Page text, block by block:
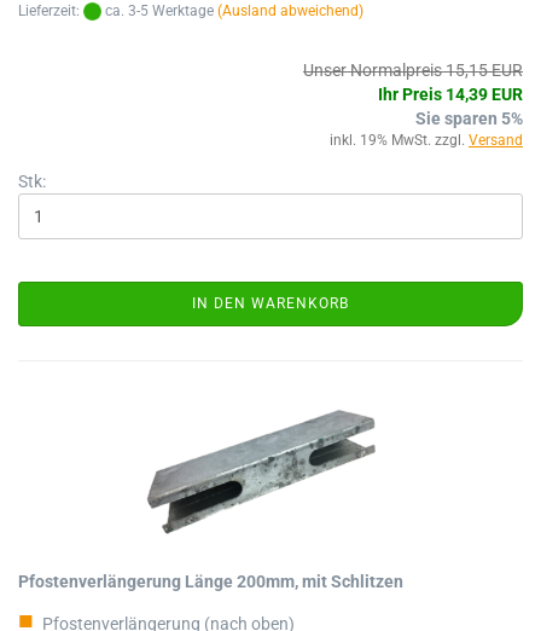
Lieferzeit: ca. 3-5 Werktage (Ausland abweichend)
Unser Normalpreis 15,15 EUR
Ihr Preis 14,39 EUR
Sie sparen 5%
inkl. 19% MwSt. zzgl. Versand
Stk:
IN DEN WARENKORB
Pfostenverlängerung Länge 200mm, mit Schlitzen
Pfostenverlängerung (nach oben)